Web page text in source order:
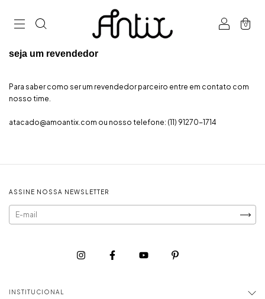
0
seja um revendedor
Para saber como ser um revendedor parceiro entre em contato com
nosso time.
atacado@amoantix.com ou nosso telefone: (11) 91270-1714
ASSINE NOSSA NEWSLETTER
INSTITUCIONAL